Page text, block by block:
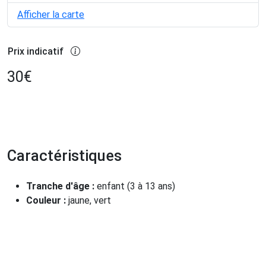
Afficher la carte
Prix indicatif
30€
Caractéristiques
Tranche d'âge : enfant (3 à 13 ans)
Couleur : jaune, vert